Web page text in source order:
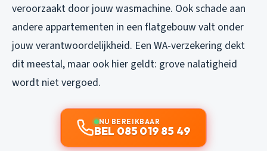
veroorzaakt door jouw wasmachine. Ook schade aan
andere appartementen in een flatgebouw valt onder
jouw verantwoordelijkheid. Een WA-verzekering dekt
dit meestal, maar ook hier geldt: grove nalatigheid
wordt niet vergoed.
NU BEREIKBAAR
BEL 085 019 85 49